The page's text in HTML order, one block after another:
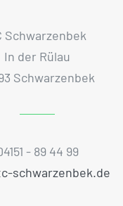
Schwarzenbek
In der Rülau
Schwarzenbek
- 89 44 99
schwarzenbek.de